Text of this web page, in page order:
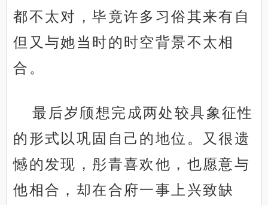
都不太对，毕竟许多习俗其来有自
但又与她当时的时空背景不太相
合。
最后岁颀想完成两处较具象征性
的形式以巩固自己的地位。又很遗
憾的发现，彤青喜欢他，也愿意与
他相合，却在合府一事上兴致缺